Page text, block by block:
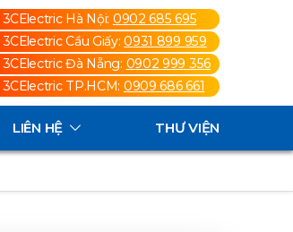
3CElectric Hà Nội: 0902 685 695
3CElectric Cầu Giấy:0931 899 959
3CElectric Đà Nẵng: 0902 999 356
3CElectric TP.HCM: 0909 686 661
LIÊN HỆ THƯ VIỆN